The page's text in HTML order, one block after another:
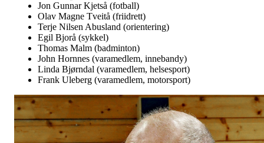
Jon Gunnar Kjetså (fotball)
Olav Magne Tveitå (friidrett)
Terje Nilsen Abusland (orientering)
Egil Bjorå (sykkel)
Thomas Malm (badminton)
John Hornnes (varamedlem, innebandy)
Linda Bjørndal (varamedlem, helsesport)
Frank Uleberg (varamedlem, motorsport)